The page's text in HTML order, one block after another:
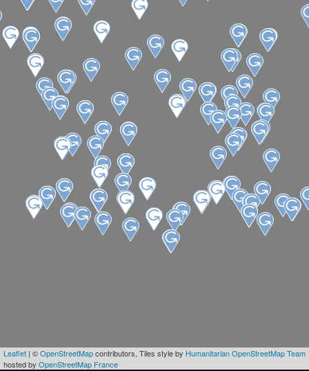
Leaflet | ©OpenStreetMapcontributors, Tiles style by Humanitarian OpenStreetMap Team
hosted by OpenStreetMap France